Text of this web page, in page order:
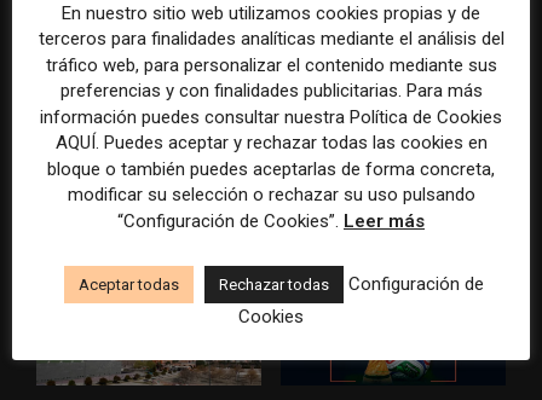
La Marea cierra 2025 con
superávit, pero su
cooperativa pierde 38.542
euros
El Premio Gabo 2026
reconoce cinco historias de
Brasil, España y El Salvador
sobre el poder, la memoria y
la violencia
En nuestro sitio web utilizamos cookies propias y de
terceros para finalidades analíticas mediante el análisis del
tráfico web, para personalizar el contenido mediante sus
preferencias y con finalidades publicitarias. Para más
información puedes consultar nuestra Política de Cookies
AQUÍ. Puedes aceptar y rechazar todas las cookies en
bloque o también puedes aceptarlas de forma concreta,
modificar su selección o rechazar su uso pulsando
“Configuración de Cookies”. Leer más
Aceptar todas Rechazar todas
Configuración de
Cookies